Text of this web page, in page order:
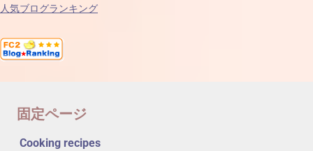
人気ブログランキング
固定ページ
Cooking recipes